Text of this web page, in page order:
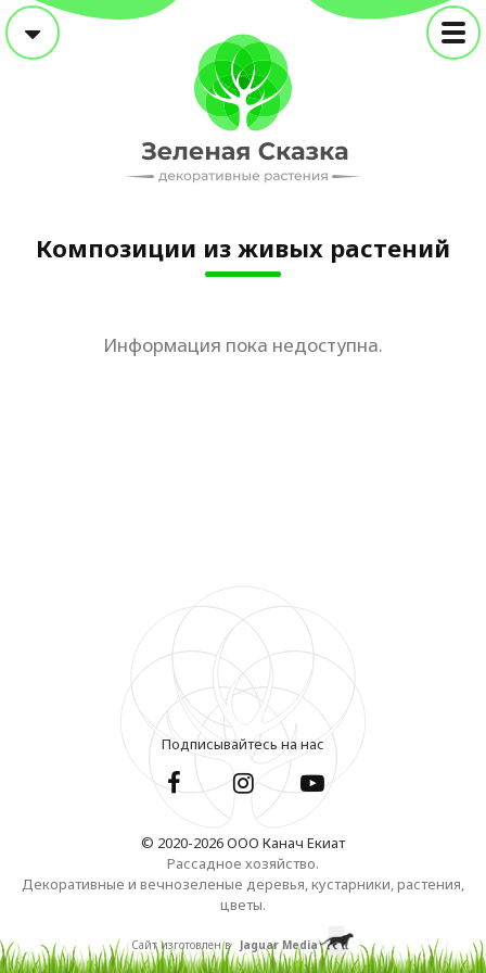
Композиции из живых растений
Информация пока недоступна.
Подписывайтесь на нас
© 2020-2026 ООО Канач Екиат
Рассадное хозяйство.
Декоративные и вечнозеленые деревья, кустарники, растения,
цветы.
Сайт изготовлен в Jaguar Media